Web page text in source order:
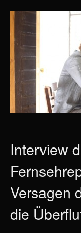
Interview
Versagen
die